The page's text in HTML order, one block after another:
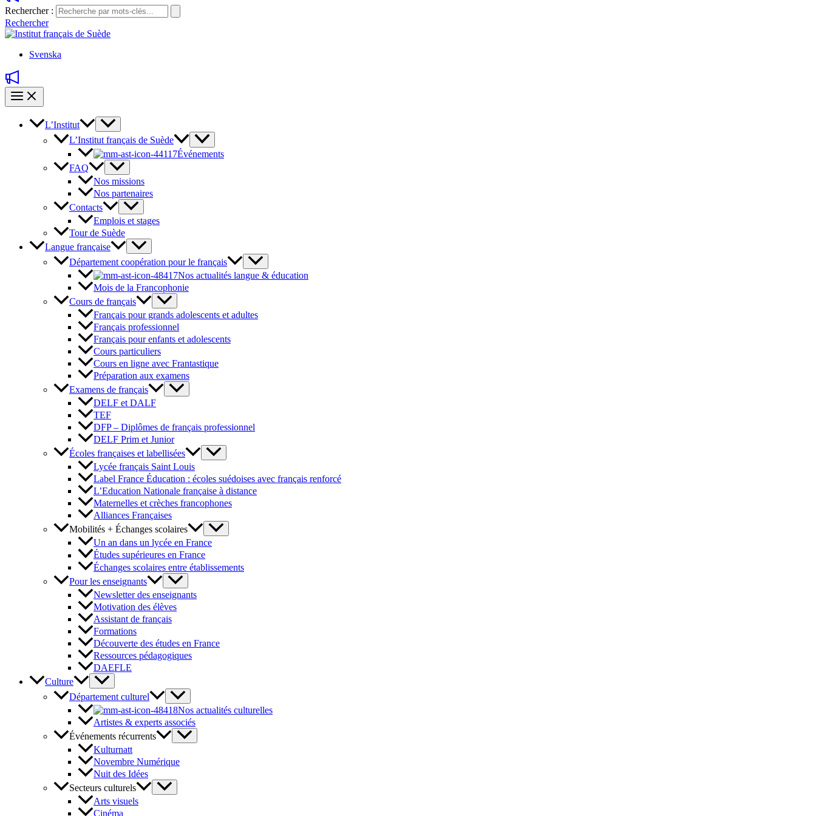
Rechercher :
Rechercher
Svenska
L’Institut
L’Institut français de Suède
Événements
FAQ
Nos missions
Nos partenaires
Contacts
Emplois et stages
Tour de Suède
Langue française
Département coopération pour le français
Nos actualités langue & éducation
Mois de la Francophonie
Cours de français
Français pour grands adolescents et adultes
Français professionnel
Français pour enfants et adolescents
Cours particuliers
Cours en ligne avec Frantastique
Préparation aux examens
Examens de français
DELF et DALF
TEF
DFP – Diplômes de français professionnel
DELF Prim et Junior
Écoles françaises et labellisées
Lycée français Saint Louis
Label France Éducation : écoles suédoises avec français renforcé
L’Education Nationale française à distance
Maternelles et crèches francophones
Alliances Françaises
Mobilités + Échanges scolaires
Un an dans un lycée en France
Études supérieures en France
Échanges scolaires entre établissements
Pour les enseignants
Newsletter des enseignants
Motivation des élèves
Assistant de français
Formations
Découverte des études en France
Ressources pédagogiques
DAEFLE
Culture
Département culturel
Nos actualités culturelles
Artistes & experts associés
Événements récurrents
Kulturnatt
Novembre Numérique
Nuit des Idées
Secteurs culturels
Arts visuels
Cinéma